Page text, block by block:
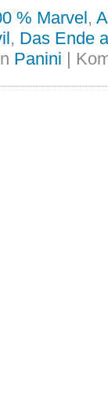
% Marvel,
, Das Ende
Panini |